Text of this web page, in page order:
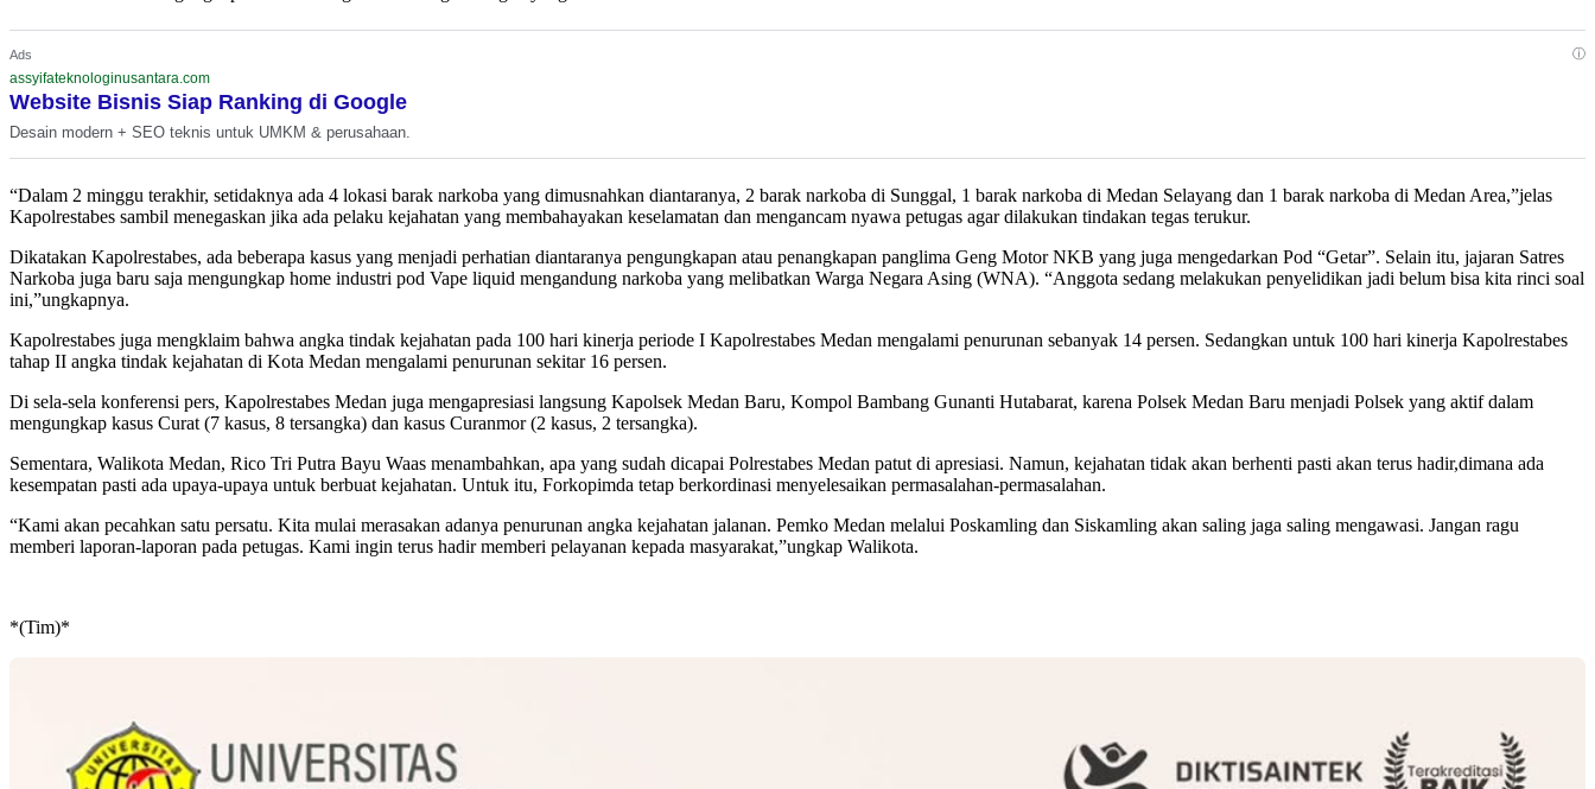
Ads ⓘ
assyifateknologinusantara.com
Website Bisnis Siap Ranking di Google
Desain modern + SEO teknis untuk UMKM & perusahaan.
“Dalam 2 minggu terakhir, setidaknya ada 4 lokasi barak narkoba yang dimusnahkan diantaranya, 2 barak narkoba di Sunggal, 1 barak narkoba di Medan Selayang dan 1 barak narkoba di Medan Area,”jelas
Kapolrestabes sambil menegaskan jika ada pelaku kejahatan yang membahayakan keselamatan dan mengancam nyawa petugas agar dilakukan tindakan tegas terukur.
Dikatakan Kapolrestabes, ada beberapa kasus yang menjadi perhatian diantaranya pengungkapan atau penangkapan panglima Geng Motor NKB yang juga mengedarkan Pod “Getar”. Selain itu, jajaran Satres
Narkoba juga baru saja mengungkap home industri pod Vape liquid mengandung narkoba yang melibatkan Warga Negara Asing (WNA). “Anggota sedang melakukan penyelidikan jadi belum bisa kita rinci soal
ini,”ungkapnya.
Kapolrestabes juga mengklaim bahwa angka tindak kejahatan pada 100 hari kinerja periode I Kapolrestabes Medan mengalami penurunan sebanyak 14 persen. Sedangkan untuk 100 hari kinerja Kapolrestabes
tahap II angka tindak kejahatan di Kota Medan mengalami penurunan sekitar 16 persen.
Di sela-sela konferensi pers, Kapolrestabes Medan juga mengapresiasi langsung Kapolsek Medan Baru, Kompol Bambang Gunanti Hutabarat, karena Polsek Medan Baru menjadi Polsek yang aktif dalam
mengungkap kasus Curat (7 kasus, 8 tersangka) dan kasus Curanmor (2 kasus, 2 tersangka).
Sementara, Walikota Medan, Rico Tri Putra Bayu Waas menambahkan, apa yang sudah dicapai Polrestabes Medan patut di apresiasi. Namun, kejahatan tidak akan berhenti pasti akan terus hadir,dimana ada
kesempatan pasti ada upaya-upaya untuk berbuat kejahatan. Untuk itu, Forkopimda tetap berkordinasi menyelesaikan permasalahan-permasalahan.
“Kami akan pecahkan satu persatu. Kita mulai merasakan adanya penurunan angka kejahatan jalanan. Pemko Medan melalui Poskamling dan Siskamling akan saling jaga saling mengawasi. Jangan ragu
memberi laporan-laporan pada petugas. Kami ingin terus hadir memberi pelayanan kepada masyarakat,”ungkap Walikota.
*(Tim)*